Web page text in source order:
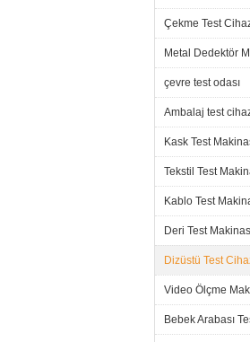
Çekme Test
Metal Dedektör
çevre test odası
Ambalaj test
Kask Test
Tekstil Test
Kablo Test
Deri Test
Dizüstü Test
Video Ölçme
Bebek Arabası